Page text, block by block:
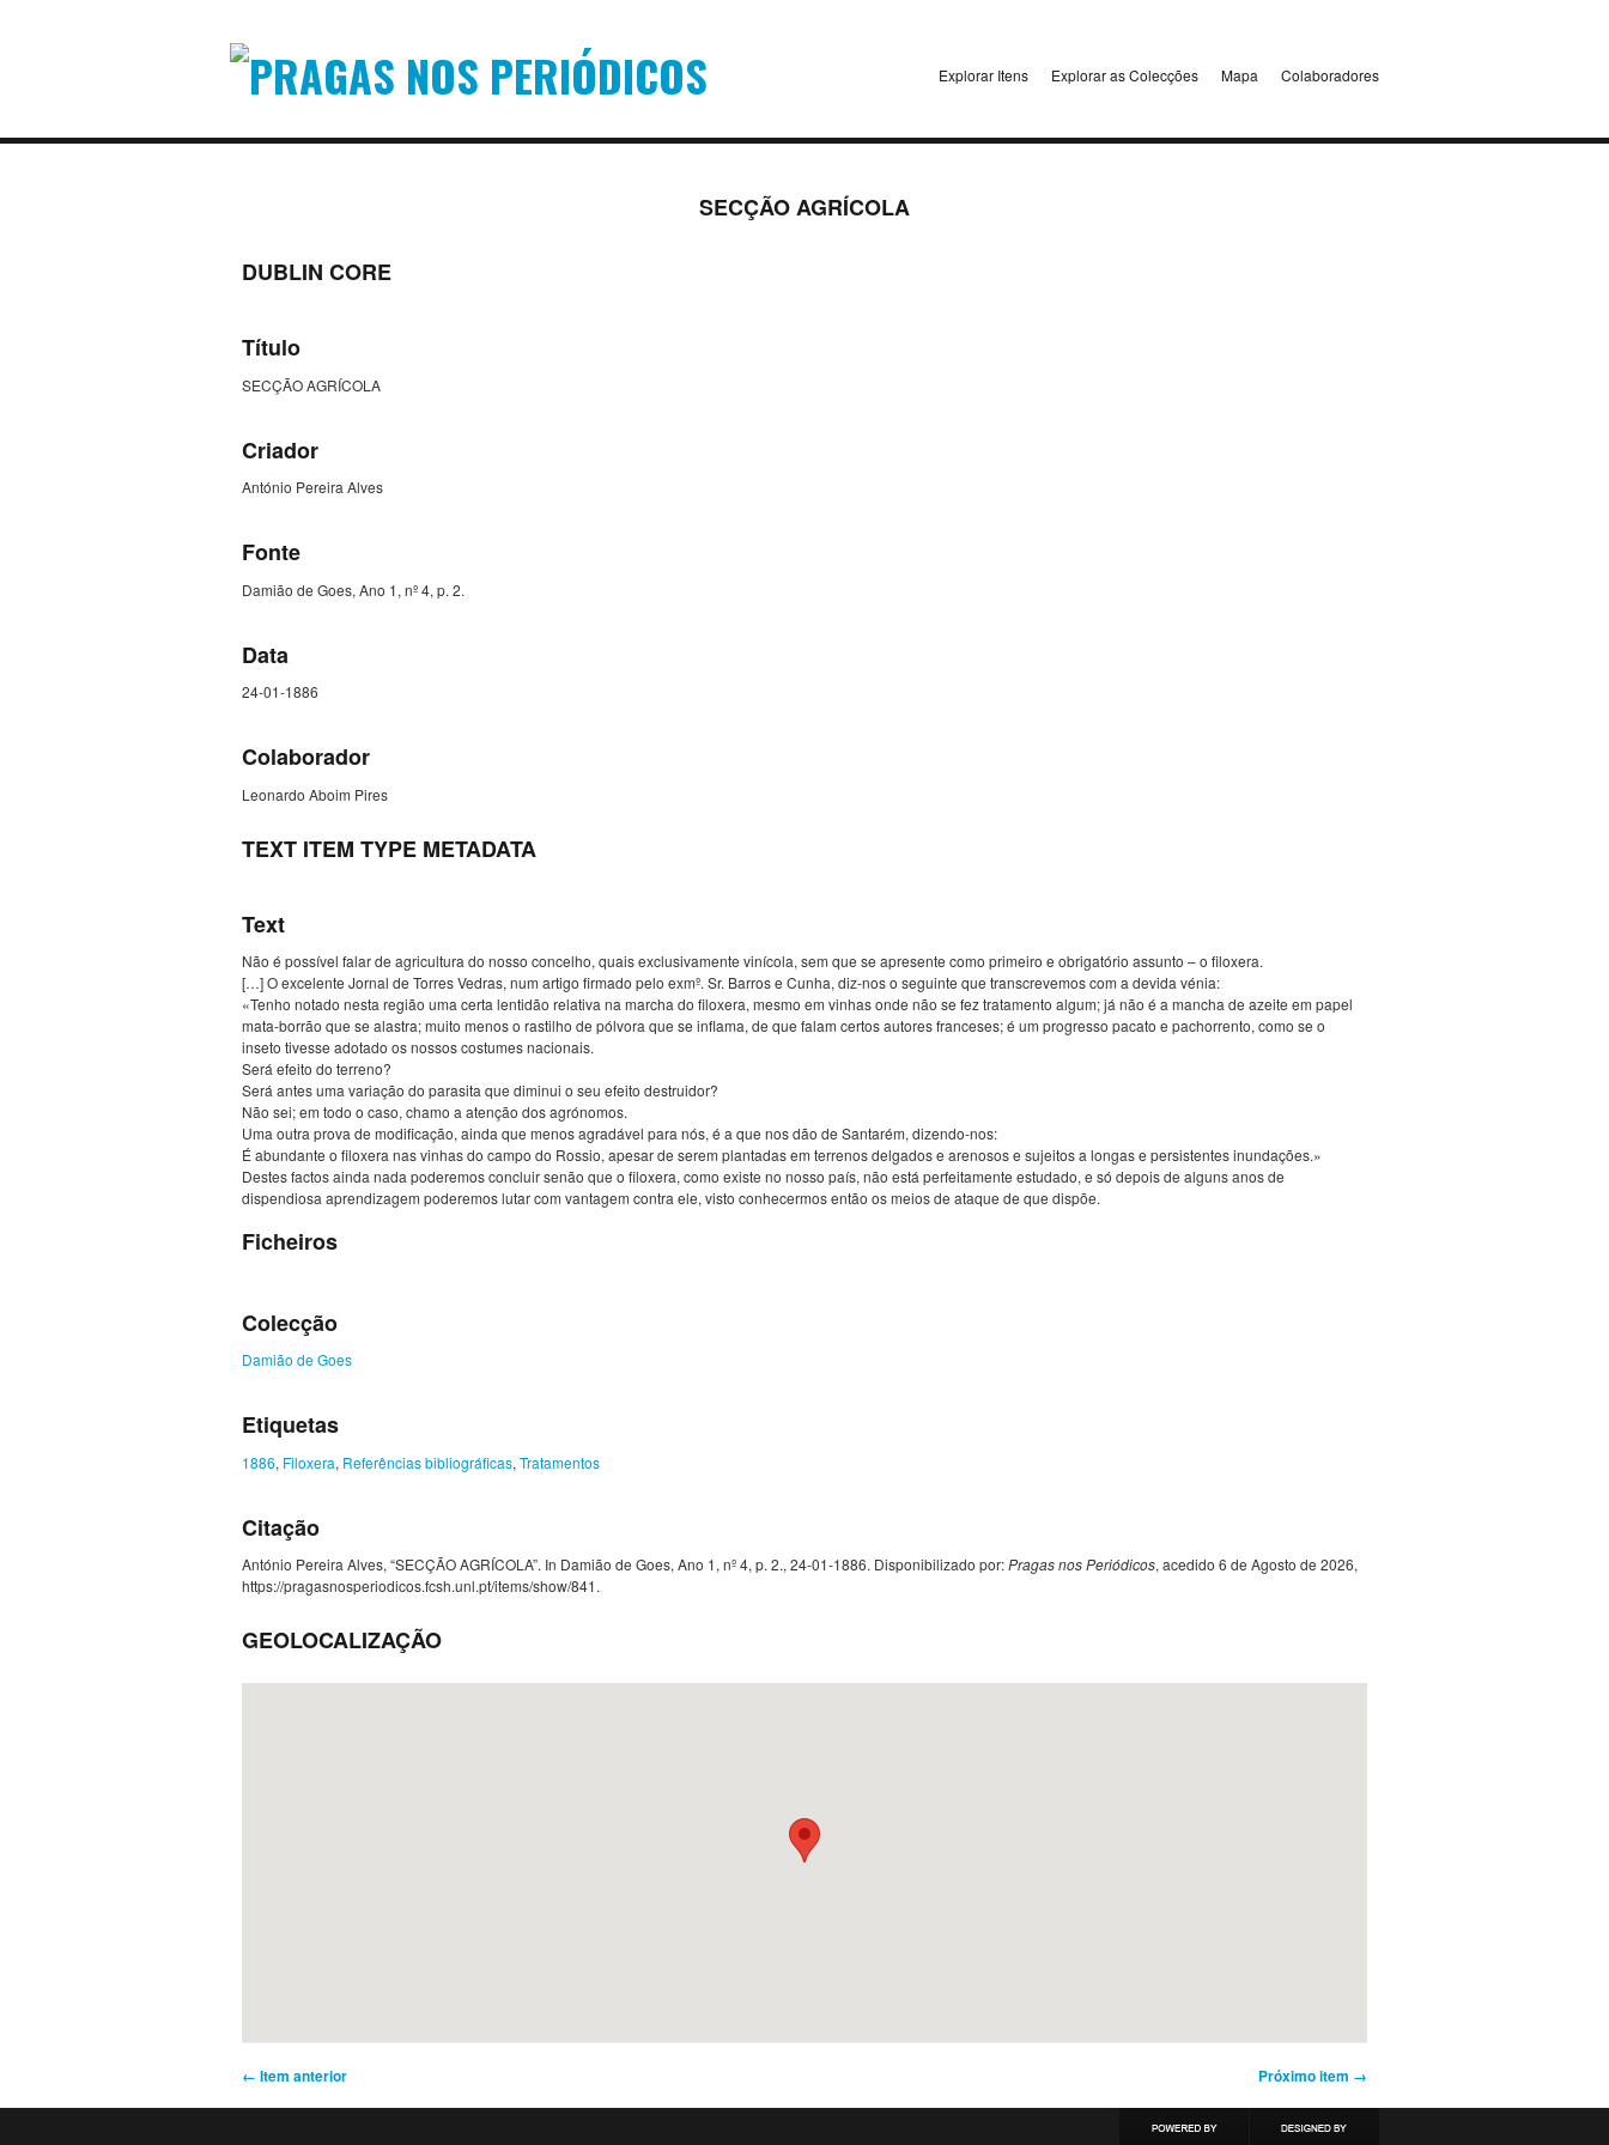
Explorar Itens Explorar as Colecções Mapa Colaboradores
SECÇÃO AGRÍCOLA
DUBLIN CORE
Título
SECÇÃO AGRÍCOLA
Criador
António Pereira Alves
Fonte
Damião de Goes, Ano 1, nº 4, p. 2.
Data
24-01-1886
Colaborador
Leonardo Aboim Pires
TEXT ITEM TYPE METADATA
Text
Não é possível falar de agricultura do nosso concelho, quais exclusivamente vinícola, sem que se apresente como primeiro e obrigatório assunto – o filoxera.
[…] O excelente Jornal de Torres Vedras, num artigo firmado pelo exmº. Sr. Barros e Cunha, diz-nos o seguinte que transcrevemos com a devida vénia:
«Tenho notado nesta região uma certa lentidão relativa na marcha do filoxera, mesmo em vinhas onde não se fez tratamento algum; já não é a mancha de azeite em papel
mata-borrão que se alastra; muito menos o rastilho de pólvora que se inflama, de que falam certos autores franceses; é um progresso pacato e pachorrento, como se o
inseto tivesse adotado os nossos costumes nacionais.
Será efeito do terreno?
Será antes uma variação do parasita que diminui o seu efeito destruidor?
Não sei; em todo o caso, chamo a atenção dos agrónomos.
Uma outra prova de modificação, ainda que menos agradável para nós, é a que nos dão de Santarém, dizendo-nos:
É abundante o filoxera nas vinhas do campo do Rossio, apesar de serem plantadas em terrenos delgados e arenosos e sujeitos a longas e persistentes inundações.»
Destes factos ainda nada poderemos concluir senão que o filoxera, como existe no nosso país, não está perfeitamente estudado, e só depois de alguns anos de
dispendiosa aprendizagem poderemos lutar com vantagem contra ele, visto conhecermos então os meios de ataque de que dispõe.
Ficheiros
Colecção
Damião de Goes
Etiquetas
1886, Filoxera, Referências bibliográficas, Tratamentos
Citação
António Pereira Alves, “SECÇÃO AGRÍCOLA”. In Damião de Goes, Ano 1, nº 4, p. 2., 24-01-1886. Disponibilizado por:Pragas nos Periódicos, acedido 6 de Agosto de 2026,
https://pragasnosperiodicos.fcsh.unl.pt/items/show/841.
GEOLOCALIZAÇÃO
← Item anterior Próximo item →